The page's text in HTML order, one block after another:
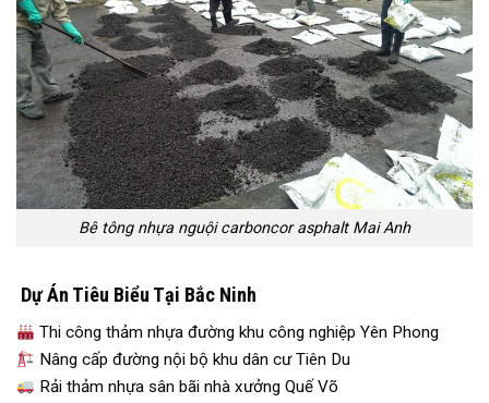
Bê tông nhựa nguội carboncor asphalt Mai Anh
Dự Án Tiêu Biểu Tại Bắc Ninh
Thi công thảm nhựa đường khu công nghiệp Yên Phong
Nâng cấp đường nội bộ khu dân cư Tiên Du
Rải thảm nhựa sân bãi nhà xưởng Quế Võ